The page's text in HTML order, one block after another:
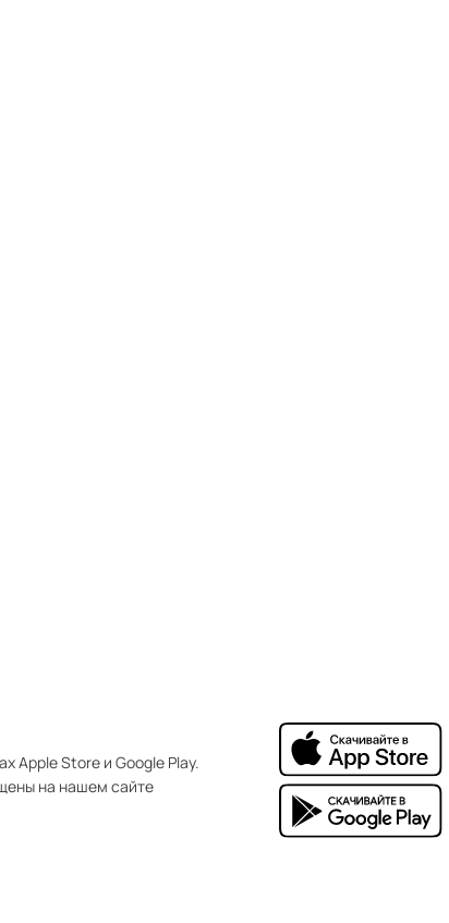
Apple Store и Google Play.
на нашем сайте